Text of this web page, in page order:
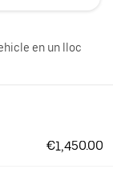
en un lloc
€1,450.00